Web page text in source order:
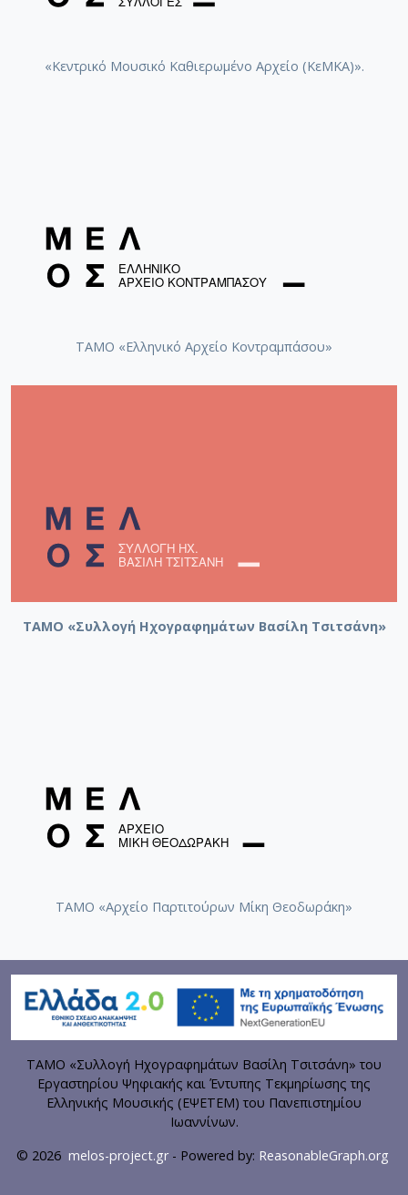
«Κεντρικό Μουσικό Καθιερωμένο Αρχείο (ΚεΜΚΑ)».
ΤΑΜΟ «Ελληνικό Αρχείο Κοντραμπάσου»
ΤΑΜΟ «Συλλογή Ηχογραφημάτων Βασίλη Τσιτσάνη»
ΤΑΜΟ «Αρχείο Παρτιτούρων Μίκη Θεοδωράκη»
ΤΑΜΟ «Συλλογή Ηχογραφημάτων Βασίλη Τσιτσάνη» του
Εργαστηρίου Ψηφιακής και Έντυπης Τεκμηρίωσης της
Ελληνικής Μουσικής (ΕΨΕΤΕΜ) του Πανεπιστημίου
Ιωαννίνων.
© 2026 melos-project.gr- Powered by: ReasonableGraph.org